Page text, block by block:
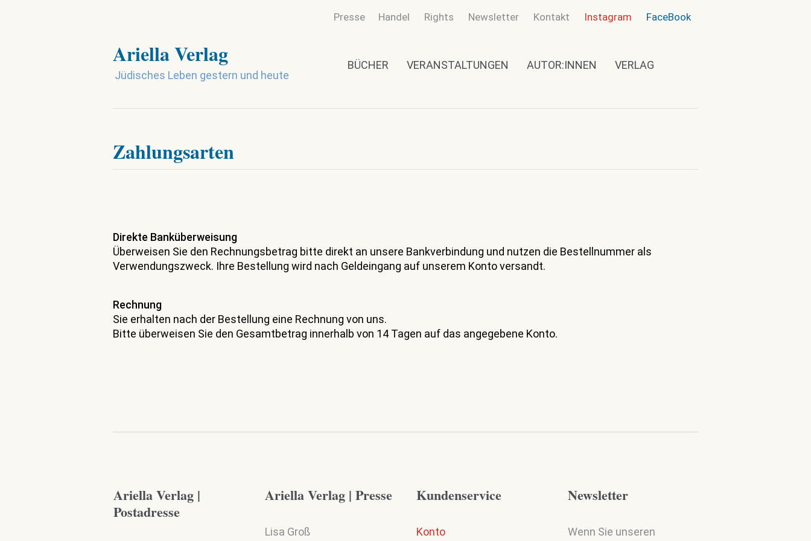
Presse Handel Rights Newsletter Kontakt Instagram FaceBook
Ariella Verlag
Jüdisches Leben gestern und heute
BÜCHER VERANSTALTUNGEN AUTOR:INNEN VERLAG
Zahlungsarten
Direkte Banküberweisung
Überweisen Sie den Rechnungsbetrag bitte direkt an unsere Bankverbindung und nutzen die Bestellnummer als
Verwendungszweck. Ihre Bestellung wird nach Geldeingang auf unserem Konto versandt.
Rechnung
Sie erhalten nach der Bestellung eine Rechnung von uns.
Bitte überweisen Sie den Gesamtbetrag innerhalb von 14 Tagen auf das angegebene Konto.
Ariella Verlag |
Postadresse
Ariella Verlag | Presse
Lisa Groß
Kundenservice
Konto
Newsletter
Wenn Sie unseren